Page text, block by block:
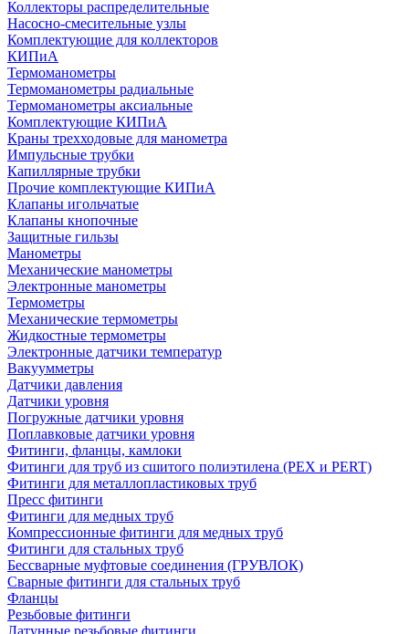
Коллекторы распределительные
Насосно-смесительные узлы
Комплектующие для коллекторов
КИПиА
Термоманометры
Термоманометры радиальные
Термоманометры аксиальные
Комплектующие КИПиА
Краны трехходовые для манометра
Импульсные трубки
Капиллярные трубки
Прочие комплектующие КИПиА
Клапаны игольчатые
Клапаны кнопочные
Защитные гильзы
Манометры
Механические манометры
Электронные манометры
Термометры
Механические термометры
Жидкостные термометры
Электронные датчики температур
Вакуумметры
Датчики давления
Датчики уровня
Погружные датчики уровня
Поплавковые датчики уровня
Фитинги, фланцы, камлоки
Фитинги для труб из сшитого полиэтилена (PEX и PERT)
Фитинги для металлопластиковых труб
Пресс фитинги
Фитинги для медных труб
Компрессионные фитинги для медных труб
Фитинги для стальных труб
Бессварные муфтовые соединения (ГРУВЛОК)
Сварные фитинги для стальных труб
Фланцы
Резьбовые фитинги
Латунные резьбовые фитинги